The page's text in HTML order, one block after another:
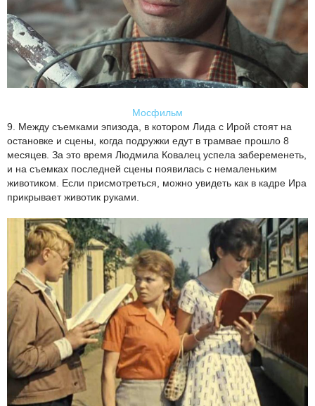
Мосфильм
9. Между съемками эпизода, в котором Лида с Ирой стоят на
остановке и сцены, когда подружки едут в трамвае прошло 8
месяцев. За это время Людмила Ковалец успела забеременеть,
и на съемках последней сцены появилась с немаленьким
животиком. Если присмотреться, можно увидеть как в кадре Ира
прикрывает животик руками.